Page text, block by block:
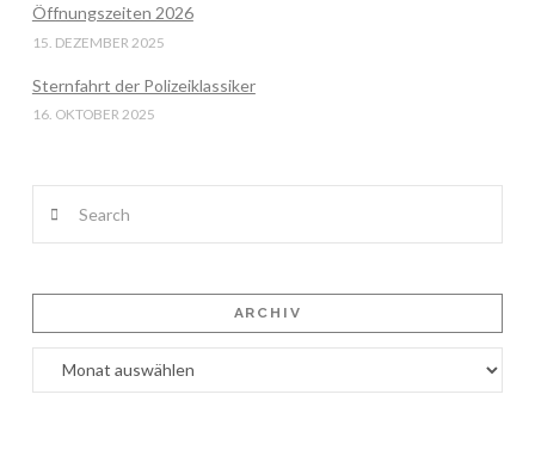
Öffnungszeiten 2026
15. DEZEMBER 2025
Sternfahrt der Polizeiklassiker
16. OKTOBER 2025
ARCHIV
Archiv